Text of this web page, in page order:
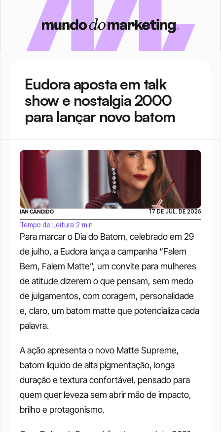
Eudora aposta em talk
show e nostalgia 2000
para lançar novo batom
Para marcar o Dia do Batom, celebrado em 29
de julho, a Eudora lança a campanha “Falem
Bem, Falem Matte”, um convite para mulheres
de atitude dizerem o que pensam, sem medo
de julgamentos, com coragem, personalidade
e, claro, um batom matte que potencializa cada
palavra.
A ação apresenta o novo Matte Supreme,
batom líquido de alta pigmentação, longa
duração e textura confortável, pensado para
quem quer leveza sem abrir mão de impacto,
brilho e protagonismo.
IAN CÂNDIDO 17 DE JUL. DE 2025
Tempo de Leitura 2 min